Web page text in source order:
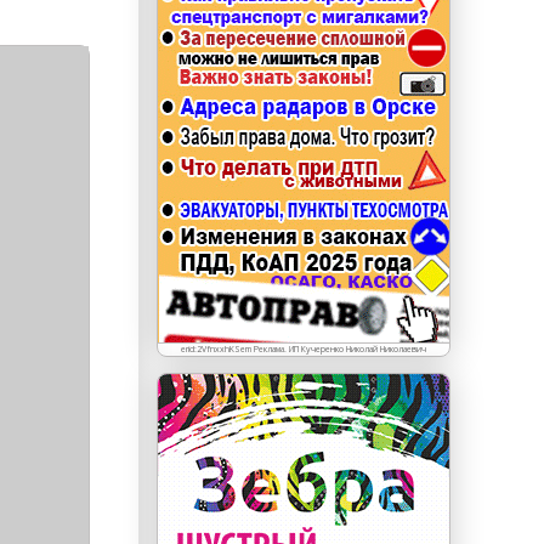
erid: LdtCKJjWj Реклама. ИП Кучеренко Николай
Николаевич
erid:2VfnxxhKSem Реклама. ИП Кучеренко Николай Николаевич